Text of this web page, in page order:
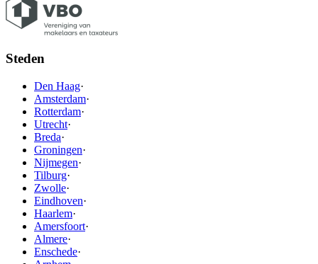
Steden
Den Haag·
Amsterdam·
Rotterdam·
Utrecht·
Breda·
Groningen·
Nijmegen·
Tilburg·
Zwolle·
Eindhoven·
Haarlem·
Amersfoort·
Almere·
Enschede·